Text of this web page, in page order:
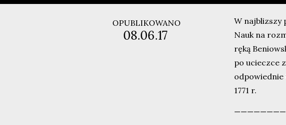
OPUBLIKOWANO
08.06.17
W najblizszy
Nauk na
ręką
po ucieczce
odpowiednie
1771 r.